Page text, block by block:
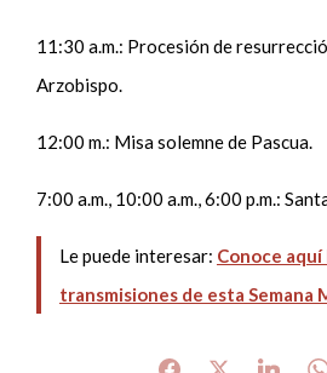
11:30 a.m.: Procesión de
Arzobispo.
12:00 m.: Misa solemne de Pascua.
7:00 a.m., 10:00 a.m., 6:00 p.m.:
Le puede interesar: Conoce
transmisiones de esta Semana